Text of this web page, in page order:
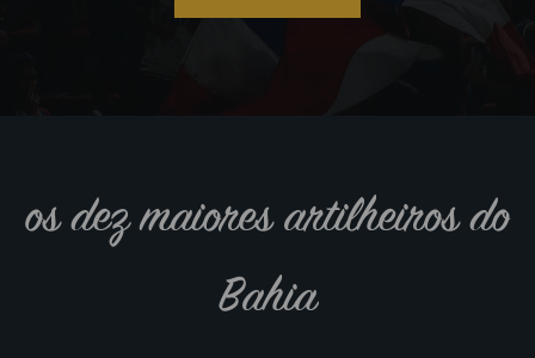
os dez maiores artilheiros do
Bahia